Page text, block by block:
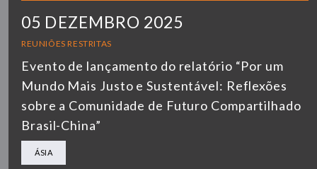
05 DEZEMBRO 2025
REUNIÕES RESTRITAS
Evento de lançamento do relatório “Por um
Mundo Mais Justo e Sustentável: Reflexões
sobre a Comunidade de Futuro Compartilhado
Brasil-China”
ÁSIA